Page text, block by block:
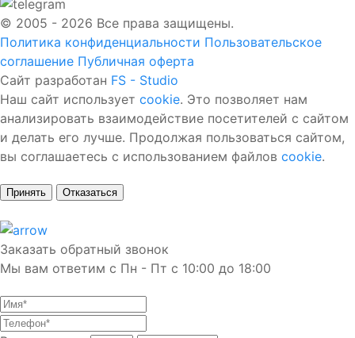
© 2005 - 2026 Все права защищены.
Политика конфиденциальности Пользовательское
соглашение Публичная оферта
Сайт разработан FS - Studio
Наш сайт использует cookie. Это позволяет нам
анализировать взаимодействие посетителей с сайтом
и делать его лучше. Продолжая пользоваться сайтом,
вы соглашаетесь с использованием файлов cookie.
Принять Отказаться
Заказать обратный звонок
Мы вам ответим с Пн - Пт с 10:00 до 18:00